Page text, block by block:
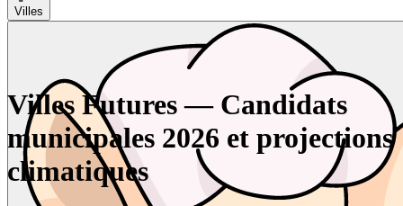
Villes
Villes Futures — Candidats
municipales 2026 et projections
climatiques